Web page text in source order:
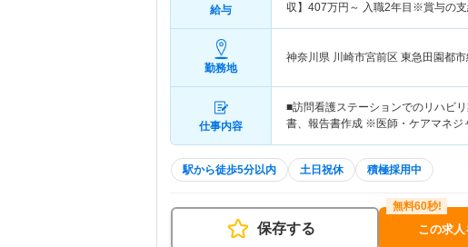
給与
収】 407万円～ 入職2年目※賞与の
勤務地
神奈川県 川崎市宮前区 東急田園都市
仕事内容
■訪問看護ステーションでのリハビ
書、報告書作成 ※医師・ケアマネ
駅から徒歩5分以内 土日祝休 積極採用中
保存する この求